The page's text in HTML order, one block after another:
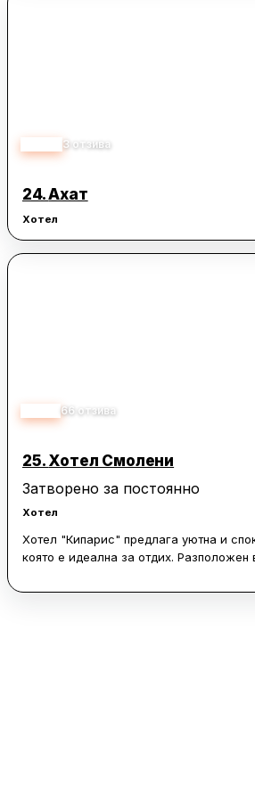
3 отзива
24.Ахат
Хотел
66 отзива
25. Хотел Смолени
Затворено за постоянно
Хотел
Хотел "Кипарис" предлага уютна и
която е идеална за отдих. Разположен
местните забележителности. Гостите